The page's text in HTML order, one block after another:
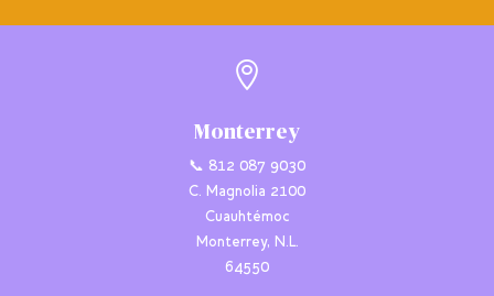

Monterrey
📞 812 087 9030
C. Magnolia 2100
Cuauhtémoc
Monterrey, N.L.
64550